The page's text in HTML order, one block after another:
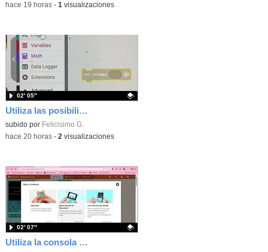
-hace 19 horas- 1 visualizaciones
Utiliza las posibilidades de tu microbit programando com MakeCode para medir temperatura y nivel de luz con Datalogger
Contenido educativo.
subido por Felicisimo G.
02′ 05″
-hace 20 horas- 2 visualizaciones
Utiliza la consola Mewbit de Kittenbot para llevar tus juegos arcade de MakeCode a tu mano
02′ 07″